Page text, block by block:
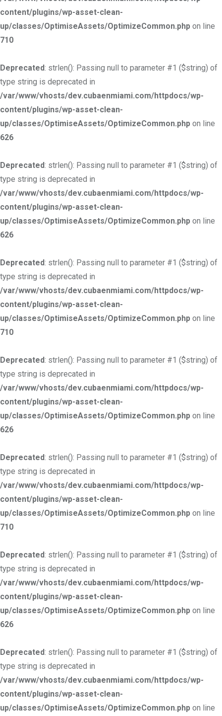
content/plugins/wp-asset-clean-
up/classes/OptimiseAssets/OptimizeCommon.php on line
710
Deprecated: strlen(): Passing null to parameter #1 ($string) of
type string is deprecated in
/var/www/vhosts/dev.cubaenmiami.com/httpdocs/wp-
content/plugins/wp-asset-clean-
up/classes/OptimiseAssets/OptimizeCommon.php on line
626
Deprecated: strlen(): Passing null to parameter #1 ($string) of
type string is deprecated in
/var/www/vhosts/dev.cubaenmiami.com/httpdocs/wp-
content/plugins/wp-asset-clean-
up/classes/OptimiseAssets/OptimizeCommon.php on line
626
Deprecated: strlen(): Passing null to parameter #1 ($string) of
type string is deprecated in
/var/www/vhosts/dev.cubaenmiami.com/httpdocs/wp-
content/plugins/wp-asset-clean-
up/classes/OptimiseAssets/OptimizeCommon.php on line
710
Deprecated: strlen(): Passing null to parameter #1 ($string) of
type string is deprecated in
/var/www/vhosts/dev.cubaenmiami.com/httpdocs/wp-
content/plugins/wp-asset-clean-
up/classes/OptimiseAssets/OptimizeCommon.php on line
626
Deprecated: strlen(): Passing null to parameter #1 ($string) of
type string is deprecated in
/var/www/vhosts/dev.cubaenmiami.com/httpdocs/wp-
content/plugins/wp-asset-clean-
up/classes/OptimiseAssets/OptimizeCommon.php on line
710
Deprecated: strlen(): Passing null to parameter #1 ($string) of
type string is deprecated in
/var/www/vhosts/dev.cubaenmiami.com/httpdocs/wp-
content/plugins/wp-asset-clean-
up/classes/OptimiseAssets/OptimizeCommon.php on line
626
Deprecated: strlen(): Passing null to parameter #1 ($string) of
type string is deprecated in
/var/www/vhosts/dev.cubaenmiami.com/httpdocs/wp-
content/plugins/wp-asset-clean-
up/classes/OptimiseAssets/OptimizeCommon.php on line